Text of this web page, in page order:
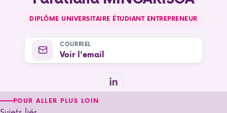
DIPLÔME UNIVERSITAIRE ÉTUDIANT ENTREPRENEUR
COURRIEL
Voir l'email
POUR ALLER PLUS LOIN